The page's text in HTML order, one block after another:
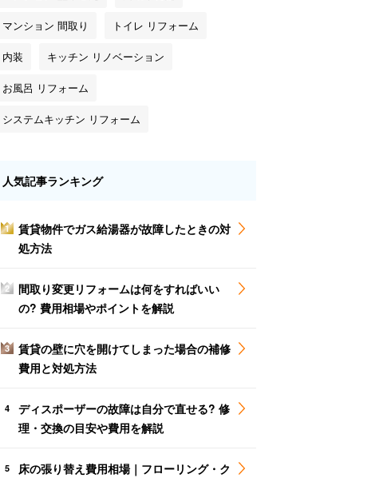
マンション 間取り トイレ リフォーム
内装 キッチン リノベーション
お風呂 リフォーム
システムキッチン リフォーム
人気記事ランキング
1
賃貸物件でガス給湯器が故障したときの対
処方法
2
間取り変更リフォームは何をすればいい
の? 費用相場やポイントを解説
3
賃貸の壁に穴を開けてしまった場合の補修
費用と対処方法
4
ディスポーザーの故障は自分で直せる? 修
理・交換の目安や費用を解説
5
床の張り替え費用相場｜フローリング・ク